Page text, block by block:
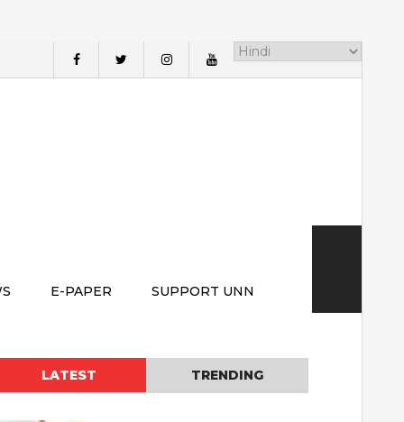
E-PAPER SUPPORT UNN
LATEST TRENDING